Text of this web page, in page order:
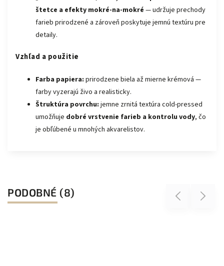
štetce a efekty mokré-na-mokré — udržuje prechody
farieb prirodzené a zároveň poskytuje jemnú textúru pre
detaily.
Vzhľad a použitie
Farba papiera: prirodzene biela až mierne krémová —
farby vyzerajú živo a realisticky.
Štruktúra povrchu: jemne zrnitá textúra cold-pressed
umožňuje dobré vrstvenie farieb a kontrolu vody, čo
je obľúbené u mnohých akvarelistov.
PODOBNÉ (8) Previous Next